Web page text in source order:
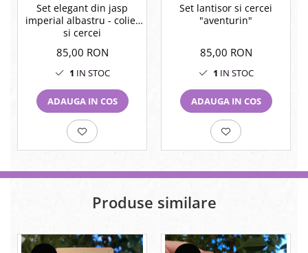
Set elegant din jasp
imperial albastru - colier
si cercei
85,00 RON
1 IN STOC
ADAUGA IN COS
Set lantisor si cercei
"aventurin"
85,00 RON
1 IN STOC
ADAUGA IN COS
Produse similare